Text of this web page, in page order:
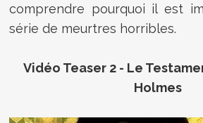
comprendre pourquoi il est
série de meurtres horribles.
Vidéo Teaser 2 - Le
Holmes